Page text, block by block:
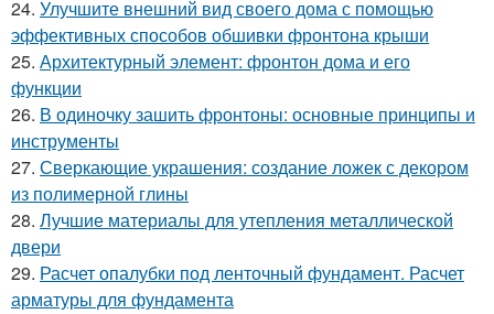
24. Улучшите внешний вид своего дома с помощью
эффективных способов обшивки фронтона крыши
25. Архитектурный элемент: фронтон дома и его
функции
26. В одиночку зашить фронтоны: основные принципы и
инструменты
27. Сверкающие украшения: создание ложек с декором
из полимерной глины
28. Лучшие материалы для утепления металлической
двери
29. Расчет опалубки под ленточный фундамент. Расчет
арматуры для фундамента